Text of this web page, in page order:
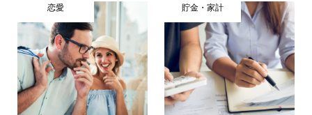
恋愛 貯金・家計